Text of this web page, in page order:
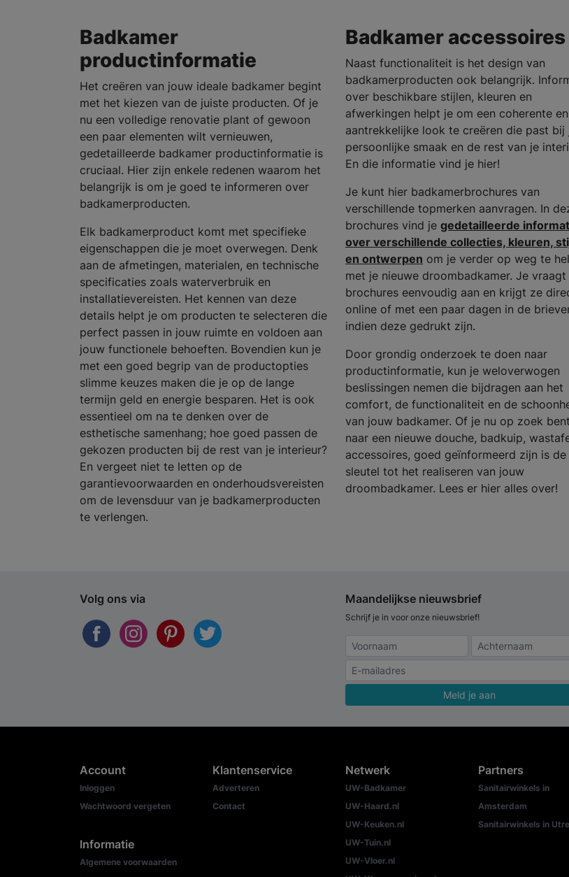
Badkamer
productinformatie
Het creëren van jouw ideale badkamer begint
met het kiezen van de juiste producten. Of je
nu een volledige renovatie plant of gewoon
een paar elementen wilt vernieuwen,
gedetailleerde badkamer productinformatie is
cruciaal. Hier zijn enkele redenen waarom het
belangrijk is om je goed te informeren over
badkamerproducten.
Elk badkamerproduct komt met specifieke
eigenschappen die je moet overwegen. Denk
aan de afmetingen, materialen, en technische
specificaties zoals waterverbruik en
installatievereisten. Het kennen van deze
details helpt je om producten te selecteren die
perfect passen in jouw ruimte en voldoen aan
jouw functionele behoeften. Bovendien kun je
met een goed begrip van de productopties
slimme keuzes maken die je op de lange
termijn geld en energie besparen. Het is ook
essentieel om na te denken over de
esthetische samenhang; hoe goed passen de
gekozen producten bij de rest van je interieur?
En vergeet niet te letten op de
garantievoorwaarden en onderhoudsvereisten
om de levensduur van je badkamerproducten
te verlengen.
Badkamer accessoires
Naast functionaliteit is het design van
badkamerproducten ook belangrijk.
over beschikbare stijlen, kleuren en
afwerkingen helpt je om een coherente en
aantrekkelijke look te creëren die past bij
persoonlijke smaak en de rest van je
En die informatie vind je hier!
Je kunt hier badkamerbrochures van
verschillende topmerken aanvragen. In
brochures vind je gedetailleerde
over verschillende collecties, kleuren,
en ontwerpen om je verder op weg te
met je nieuwe droombadkamer. Je vraagt
brochures eenvoudig aan en krijgt ze
online of met een paar dagen in de
indien deze gedrukt zijn.
Door grondig onderzoek te doen naar
productinformatie, kun je weloverwogen
beslissingen nemen die bijdragen aan het
comfort, de functionaliteit en de
van jouw badkamer. Of je nu op zoek bent
naar een nieuwe douche, badkuip,
accessoires, goed geïnformeerd zijn is de
sleutel tot het realiseren van jouw
droombadkamer. Lees er hier alles over!
Volg ons via Maandelijkse nieuwsbrief
Schrijf je in voor onze nieuwsbrief!
Meld je aan
Account
Inloggen
Wachtwoord vergeten
Informatie
Algemene voorwaarden
Klantenservice
Adverteren
Contact
Netwerk
UW-Badkamer
UW-Haard.nl
UW-Keuken.nl
UW-Tuin.nl
UW-Vloer.nl
Partners
Sanitairwinkels in
Amsterdam
Sanitairwinkels in